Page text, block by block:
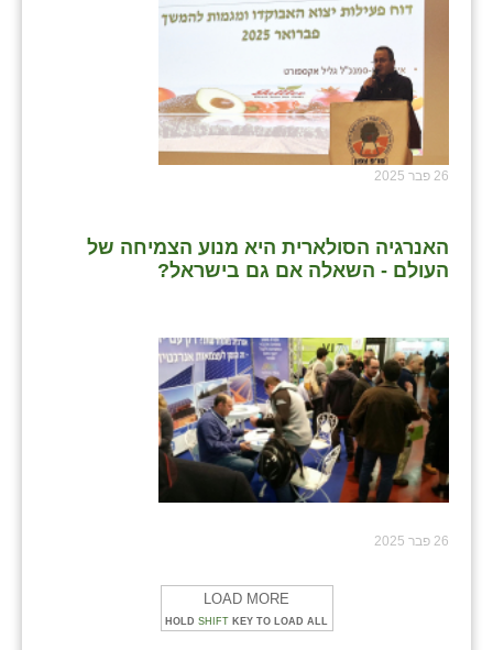
26 פבר 2025
האנרגיה הסולארית היא מנוע הצמיחה של
העולם - השאלה אם גם בישראל?
26 פבר 2025
LOAD MORE
HOLD SHIFT KEY TO LOAD ALL